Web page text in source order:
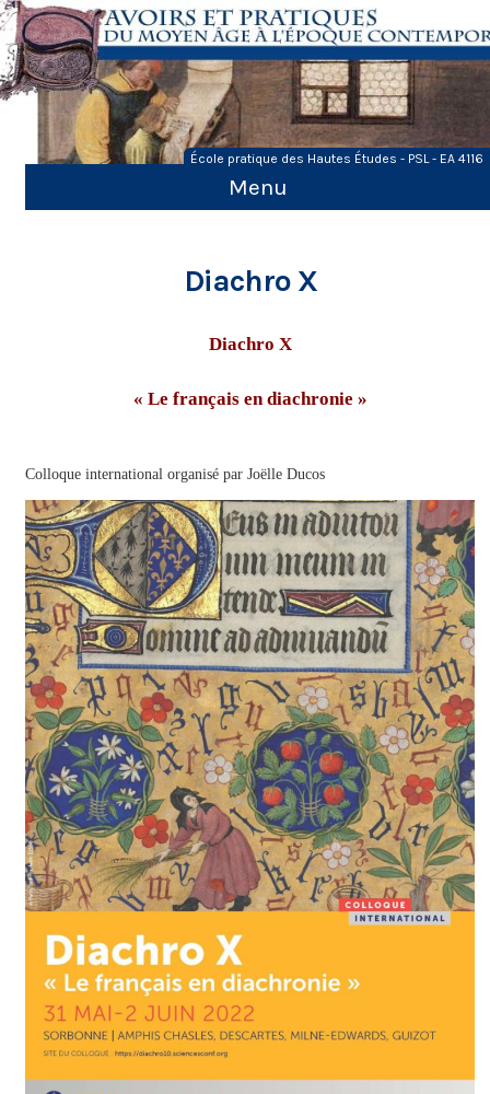
Skip
to
content
École pratique des Hautes Études - PSL - EA 4116
Menu
Diachro X
Diachro X
« Le français en diachronie »
Colloque international organisé par Joëlle Ducos